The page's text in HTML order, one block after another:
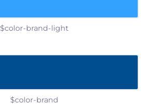
$color-brand-light
$color-brand